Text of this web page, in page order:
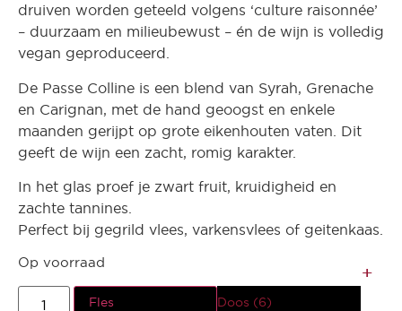
druiven worden geteeld volgens ‘culture raisonnée’
– duurzaam en milieubewust – én de wijn is volledig
vegan geproduceerd.
De Passe Colline is een blend van Syrah, Grenache
en Carignan, met de hand geoogst en enkele
maanden gerijpt op grote eikenhouten vaten. Dit
geeft de wijn een zacht, romig karakter.
In het glas proef je zwart fruit, kruidigheid en
zachte tannines.
Perfect bij gegrild vlees, varkensvlees of geitenkaas.
Op voorraad
Fles Doos (6)